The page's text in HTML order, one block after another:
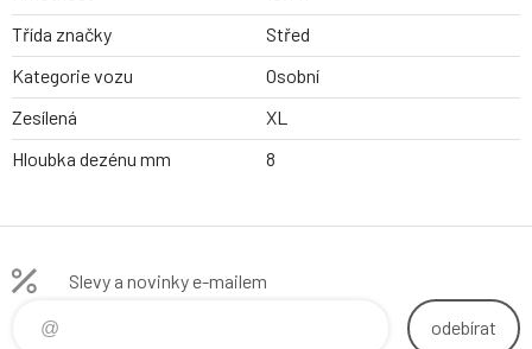
Třída značky
Střed
Kategorie vozu
Osobní
Zesílená
XL
Hloubka dezénu mm
8
Slevy a novinky e-mailem
odebírat